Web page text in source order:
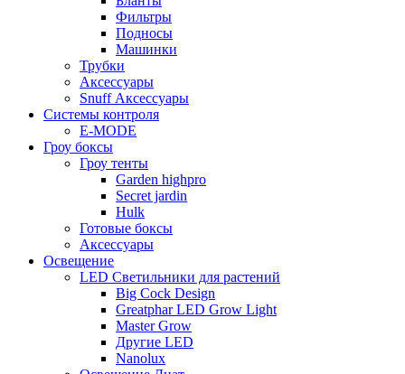
Фильтры
Подносы
Машинки
Трубки
Аксессуары
Snuff Аксессуары
Системы контроля
E-MODE
Гроу боксы
Гроу тенты
Garden highpro
Secret jardin
Hulk
Готовые боксы
Аксессуары
Освещение
LED Светильники для растений
Big Cock Design
Greatphar LED Grow Light
Master Grow
Другие LED
Nanolux